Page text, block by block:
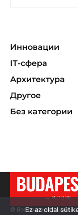
Инновации
ІТ-сфера
Архитектура
Другое
Без категории
———→ FUTURE
© Все права защищены.
Ez az oldal